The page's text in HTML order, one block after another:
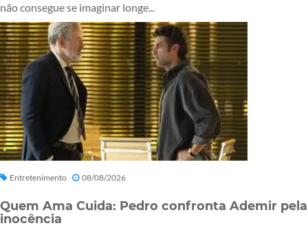
não consegue se imaginar longe...
Entretenimento 08/08/2026
Quem Ama Cuida: Pedro confronta Ademir pela
inocência